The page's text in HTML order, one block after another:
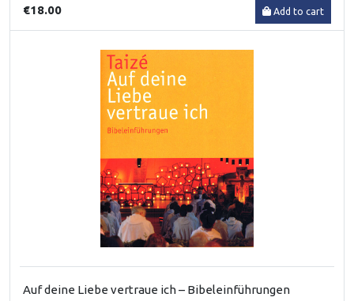
€18.00 Add to cart
Auf deine Liebe vertraue ich – Bibeleinführungen